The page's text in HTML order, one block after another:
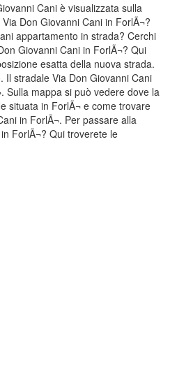
Cani è visualizzata sulla
Don Giovanni Cani in ForlÃ¬?
appartamento in strada? Cerchi
Giovanni Cani in ForlÃ¬? Qui
esatta della nuova strada.
Il stradale Via Don Giovanni Cani
Sulla mappa si può vedere dove la
situata in ForlÃ¬ e come trovare
in ForlÃ¬. Per passare alla
ForlÃ¬? Qui troverete le